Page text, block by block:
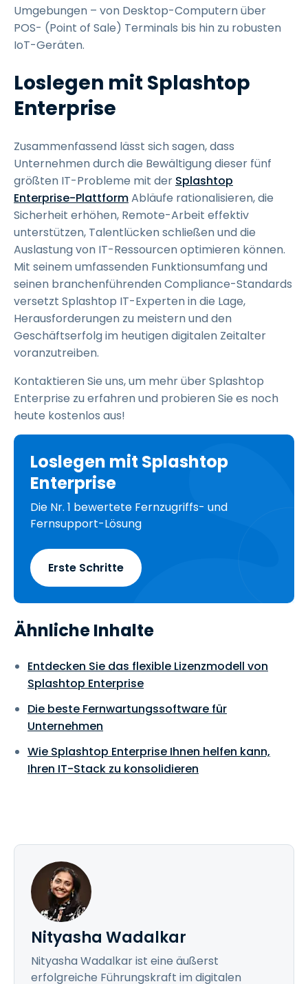
Umgebungen – von Desktop-Computern über
POS- (Point of Sale) Terminals bis hin zu robusten
IoT-Geräten.
Loslegen mit Splashtop
Enterprise
Zusammenfassend lässt sich sagen, dass
Unternehmen durch die Bewältigung dieser fünf
größten IT-Probleme mit der Splashtop
Enterprise-PlattformAbläufe rationalisieren, die
Sicherheit erhöhen, Remote-Arbeit effektiv
unterstützen, Talentlücken schließen und die
Auslastung von IT-Ressourcen optimieren können.
Mit seinem umfassenden Funktionsumfang und
seinen branchenführenden Compliance-Standards
versetzt Splashtop IT-Experten in die Lage,
Herausforderungen zu meistern und den
Geschäftserfolg im heutigen digitalen Zeitalter
voranzutreiben.
Kontaktieren Sie uns, um mehr über Splashtop
Enterprise zu erfahren und probieren Sie es noch
heute kostenlos aus!
Loslegen mit Splashtop
Enterprise
Die Nr. 1 bewertete Fernzugriffs- und
Fernsupport-Lösung
Erste Schritte
Ähnliche Inhalte
Entdecken Sie das flexible Lizenzmodell von
Splashtop Enterprise
Die beste Fernwartungssoftware für
Unternehmen
Wie Splashtop Enterprise Ihnen helfen kann,
Ihren IT-Stack zu konsolidieren
Nityasha Wadalkar
Nityasha Wadalkar ist eine äußerst
erfolgreiche Führungskraft im digitalen